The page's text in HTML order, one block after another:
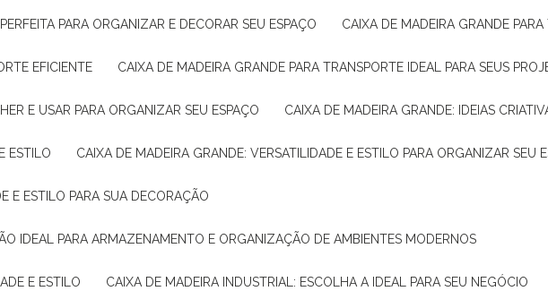
PARA ORGANIZAR E DECORAR SEU ESPAÇO CAIXA DE MADEIRA GRANDE
EFICIENTE CAIXA DE MADEIRA GRANDE PARA TRANSPORTE IDEAL PARA SEUS
E USAR PARA ORGANIZAR SEU ESPAÇO CAIXA DE MADEIRA GRANDE: IDEIAS
ESTILO CAIXA DE MADEIRA GRANDE: VERSATILIDADE E ESTILO PARA ORGANIZAR SEU
E ESTILO PARA SUA DECORAÇÃO
IDEAL PARA ARMAZENAMENTO E ORGANIZAÇÃO DE AMBIENTES MODERNOS
E ESTILO CAIXA DE MADEIRA INDUSTRIAL: ESCOLHA A IDEAL PARA SEU NEGÓCIO